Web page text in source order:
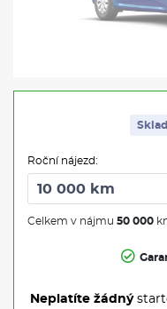
Roční nájezd:
Celkem v nájmu 50 000
Neplatíte žádný